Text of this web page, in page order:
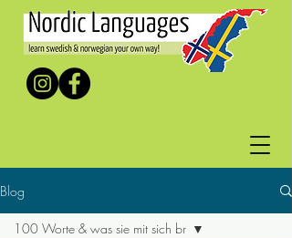
Blog
100 Worte & was sie mit sich br